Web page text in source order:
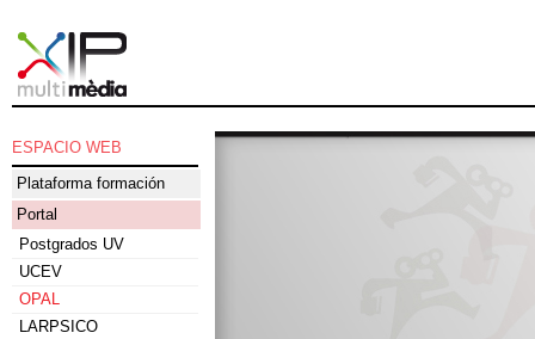
ESPACIO WEB
Plataforma formación
Portal
Postgrados UV
UCEV
OPAL
LARPSICO